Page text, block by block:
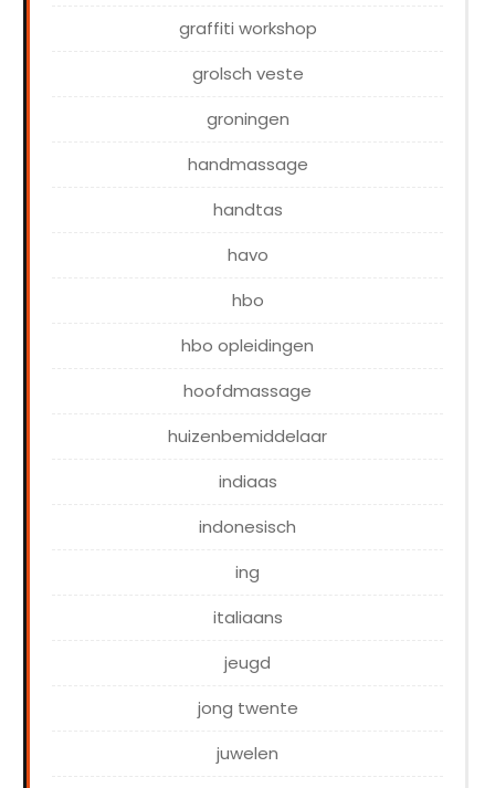
graffiti workshop
grolsch veste
groningen
handmassage
handtas
havo
hbo
hbo opleidingen
hoofdmassage
huizenbemiddelaar
indiaas
indonesisch
ing
italiaans
jeugd
jong twente
juwelen